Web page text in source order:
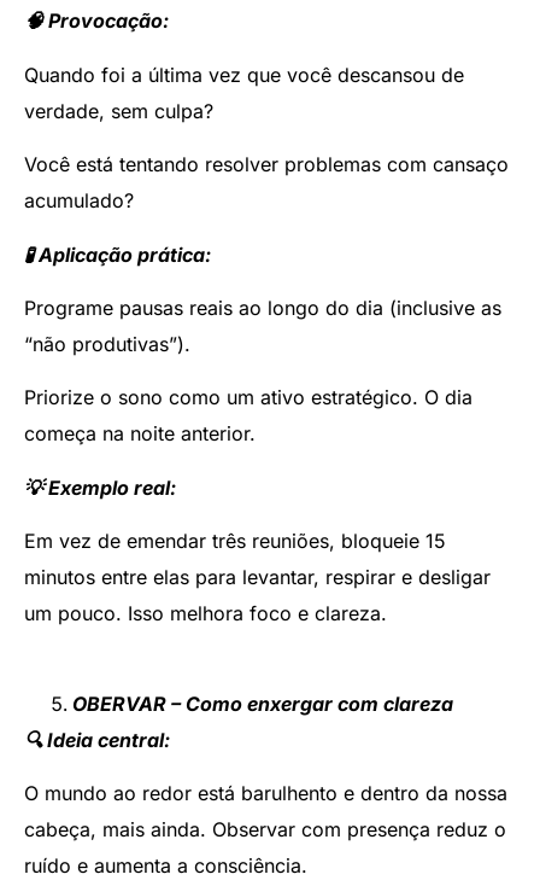
🧠 Provocação:
Quando foi a última vez que você descansou de
verdade, sem culpa?
Você está tentando resolver problemas com cansaço
acumulado?
🧪 Aplicação prática:
Programe pausas reais ao longo do dia (inclusive as
“não produtivas”).
Priorize o sono como um ativo estratégico. O dia
começa na noite anterior.
💡 Exemplo real:
Em vez de emendar três reuniões, bloqueie 15
minutos entre elas para levantar, respirar e desligar
um pouco. Isso melhora foco e clareza.
OBERVAR – Como enxergar com clareza
🔍 Ideia central:
O mundo ao redor está barulhento e dentro da nossa
cabeça, mais ainda. Observar com presença reduz o
ruído e aumenta a consciência.